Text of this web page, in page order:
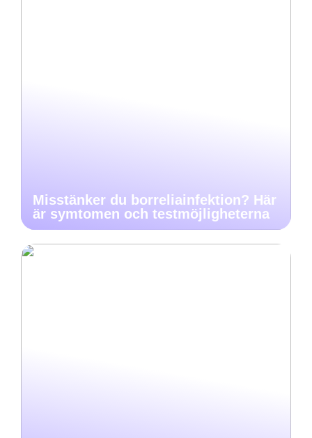
Misstänker du borreliainfektion? Här
är symtomen och testmöjligheterna